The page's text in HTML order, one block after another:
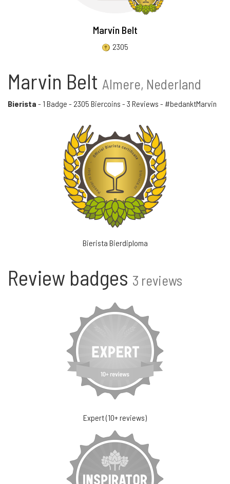
Marvin Belt
2305
Marvin Belt Almere, Nederland
Bierista - 1 Badge - 2305 Biercoins - 3 Reviews - #bedanktMarvin
Bierista Bierdiploma
Review badges 3 reviews
Expert (10+ reviews)